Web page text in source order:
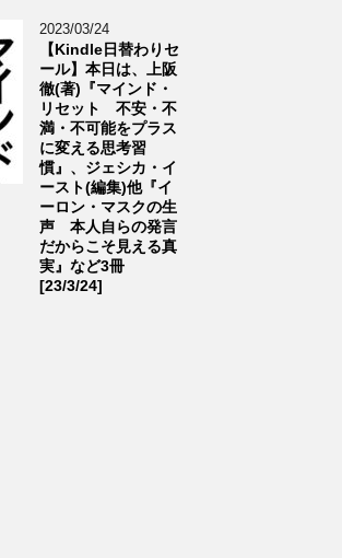
2023/03/24
【Kindle日替わりセ
ール】本日は、上阪
徹(著)『マインド・
リセット 不安・不
満・不可能をプラス
に変える思考習
慣』、ジェシカ・イ
ースト(編集)他『イ
ーロン・マスクの生
声 本人自らの発言
だからこそ見える真
実』など3冊
[23/3/24]